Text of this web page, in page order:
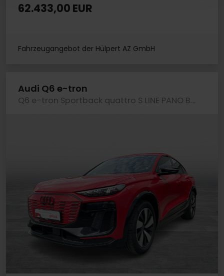
62.433,00 EUR
Fahrzeugangebot der Hülpert AZ GmbH
Audi Q6 e-tron
Q6 e-tron Sportback quattro S LINE PANO B&O AHK